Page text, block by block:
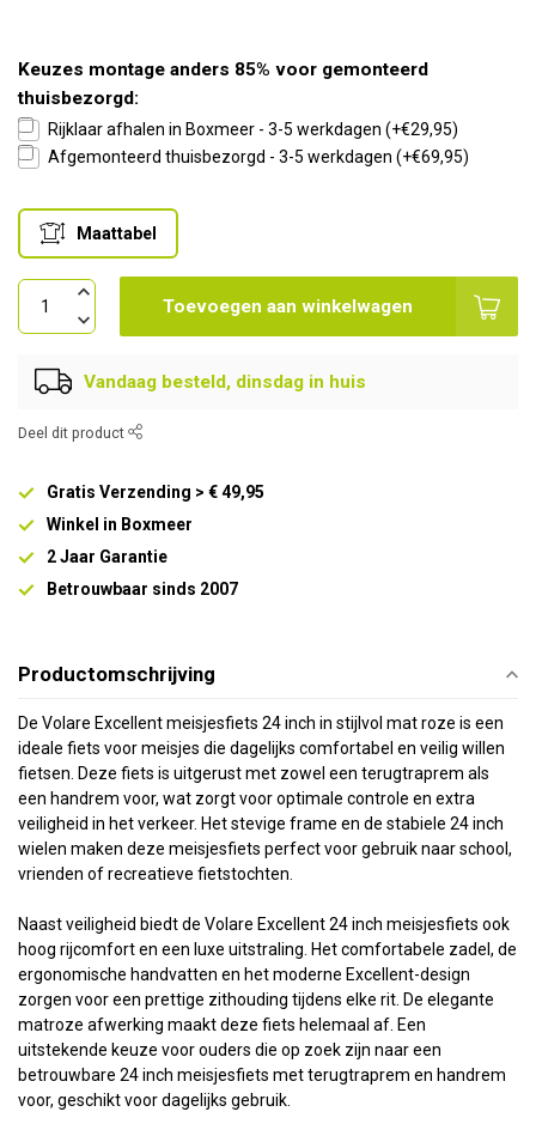
Keuzes montage anders 85% voor gemonteerd
thuisbezorgd:
Rijklaar afhalen in Boxmeer - 3-5 werkdagen (+€29,95)
Afgemonteerd thuisbezorgd - 3-5 werkdagen (+€69,95)
Maattabel
Toevoegen aan winkelwagen
Vandaag besteld, dinsdag in huis
Deel dit product
Gratis Verzending > € 49,95
Winkel in Boxmeer
2 Jaar Garantie
Betrouwbaar sinds 2007
Productomschrijving
De Volare Excellent meisjesfiets 24 inch in stijlvol mat roze is een
ideale fiets voor meisjes die dagelijks comfortabel en veilig willen
fietsen. Deze fiets is uitgerust met zowel een terugtraprem als
een handrem voor, wat zorgt voor optimale controle en extra
veiligheid in het verkeer. Het stevige frame en de stabiele 24 inch
wielen maken deze meisjesfiets perfect voor gebruik naar school,
vrienden of recreatieve fietstochten.
Naast veiligheid biedt de Volare Excellent 24 inch meisjesfiets ook
hoog rijcomfort en een luxe uitstraling. Het comfortabele zadel, de
ergonomische handvatten en het moderne Excellent-design
zorgen voor een prettige zithouding tijdens elke rit. De elegante
matroze afwerking maakt deze fiets helemaal af. Een
uitstekende keuze voor ouders die op zoek zijn naar een
betrouwbare 24 inch meisjesfiets met terugtraprem en handrem
voor, geschikt voor dagelijks gebruik.